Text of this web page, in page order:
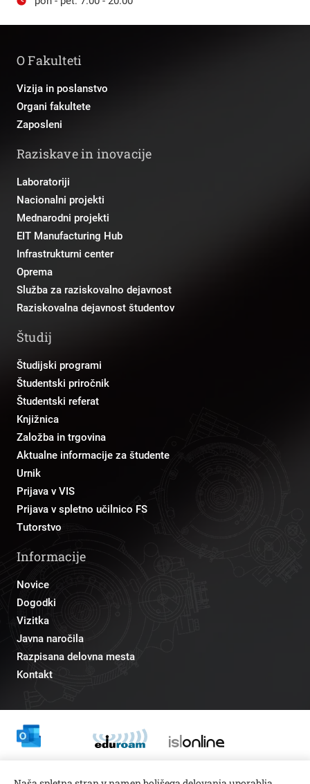
O Fakulteti
Vizija in poslanstvo
Organi fakultete
Zaposleni
Raziskave in inovacije
Laboratoriji
Nacionalni projekti
Mednarodni projekti
EIT Manufacturing Hub
Infrastrukturni center
Oprema
Služba za raziskovalno dejavnost
Raziskovalna dejavnost študentov
Študij
Študijski programi
Študentski priročnik
Študentski referat
Knjižnica
Založba in trgovina
Aktualne informacije za študente
Urnik
Prijava v VIS
Prijava v spletno učilnico FS
Tutorstvo
Informacije
Novice
Dogodki
Vizitka
Javna naročila
Razpisana delovna mesta
Kontakt